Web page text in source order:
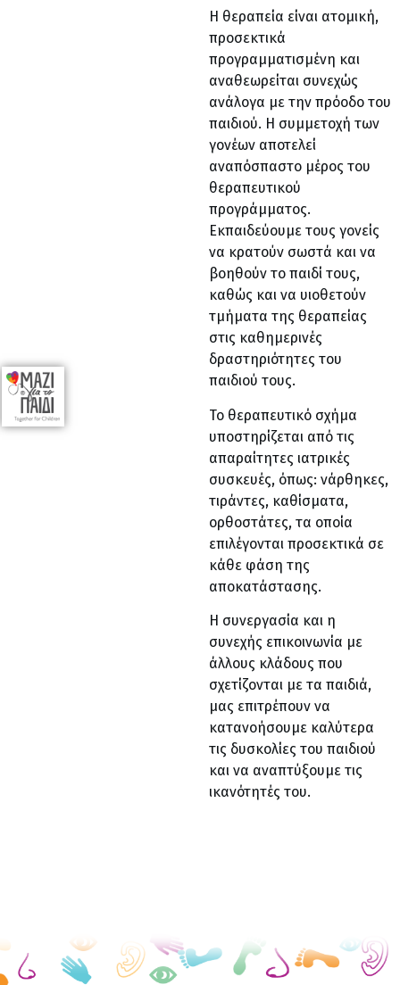
Η θεραπεία είναι ατομική,
προσεκτικά
προγραμματισμένη και
αναθεωρείται συνεχώς
ανάλογα με την πρόοδο του
παιδιού. Η συμμετοχή των
γονέων αποτελεί
αναπόσπαστο μέρος του
θεραπευτικού
προγράμματος.
Εκπαιδεύουμε τους γονείς
να κρατούν σωστά και να
βοηθούν το παιδί τους,
καθώς και να υιοθετούν
τμήματα της θεραπείας
στις καθημερινές
δραστηριότητες του
παιδιού τους.
Το θεραπευτικό σχήμα
υποστηρίζεται από τις
απαραίτητες ιατρικές
συσκευές, όπως: νάρθηκες,
τιράντες, καθίσματα,
ορθοστάτες, τα οποία
επιλέγονται προσεκτικά σε
κάθε φάση της
αποκατάστασης.
Η συνεργασία και η
συνεχής επικοινωνία με
άλλους κλάδους που
σχετίζονται με τα παιδιά,
μας επιτρέπουν να
κατανοήσουμε καλύτερα
τις δυσκολίες του παιδιού
και να αναπτύξουμε τις
ικανότητές του.